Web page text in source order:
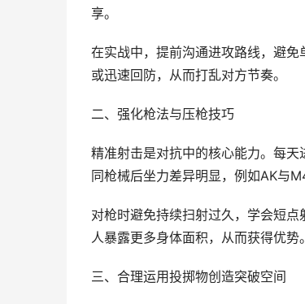
享。
在实战中，提前沟通进攻路线，避
或迅速回防，从而打乱对方节奏。
二、强化枪法与压枪技巧
精准射击是对抗中的核心能力。每
同枪械后坐力差异明显，例如AK与
对枪时避免持续扫射过久，学会短
人暴露更多身体面积，从而获得优势。
三、合理运用投掷物创造突破空间